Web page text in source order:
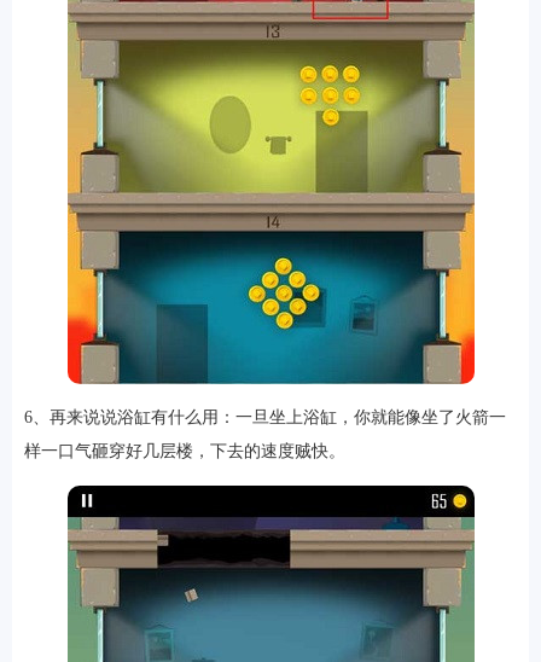
6、再来说说浴缸有什么用：一旦坐上浴缸，你就能像坐了火箭一
样一口气砸穿好几层楼，下去的速度贼快。